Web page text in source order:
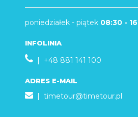
poniedziałek - piątek 08:30 -
INFOLINIA
| +48 881 141 100
ADRES E-MAIL
| timetour@timetour.pl